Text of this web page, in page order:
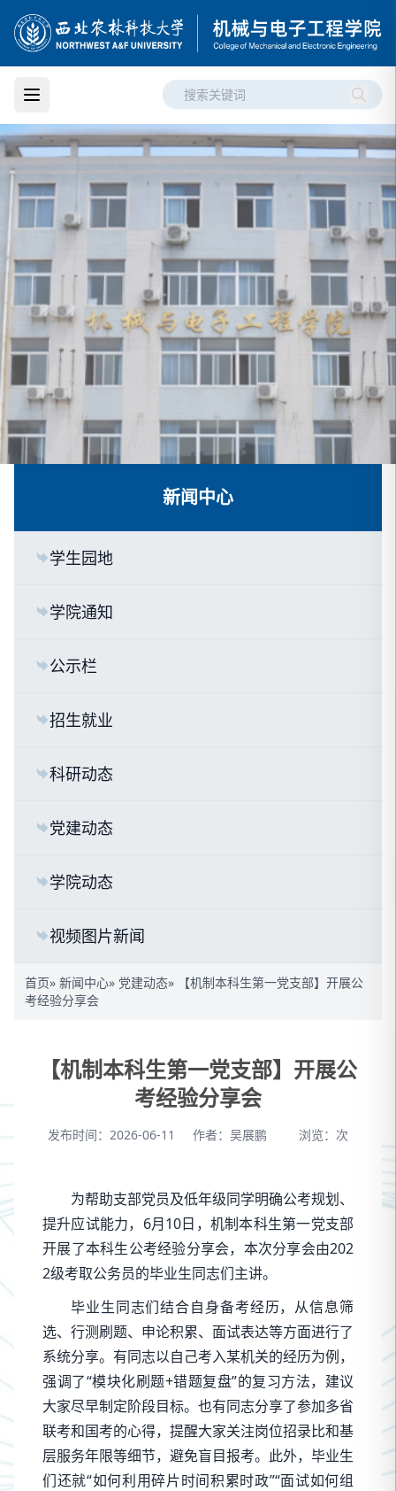
新闻中心
学生园地
学院通知
公示栏
招生就业
科研动态
党建动态
学院动态
视频图片新闻
首页» 新闻中心» 党建动态» 【机制本科生第一党支部】开展公
考经验分享会
【机制本科生第一党支部】开展公
考经验分享会
发布时间：2026-06-11 作者：吴展鹏 浏览： 次
为帮助支部党员及低年级同学明确公考规划、
提升应试能力，6月10日，机制本科生第一党支部
开展了本科生公考经验分享会，本次分享会由202
2级考取公务员的毕业生同志们主讲。
毕业生同志们结合自身备考经历，从信息筛
选、行测刷题、申论积累、面试表达等方面进行了
系统分享。有同志以自己考入某机关的经历为例，
强调了“模块化刷题+错题复盘”的复习方法，建议
大家尽早制定阶段目标。也有同志分享了参加多省
联考和国考的心得，提醒大家关注岗位招录比和基
层服务年限等细节，避免盲目报考。此外，毕业生
们还就“如何利用碎片时间积累时政”“面试如何组